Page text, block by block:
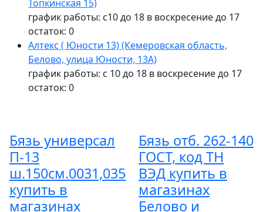
Топкинская 15)
график работы: с10 до 18 в воскресение до 17
остаток: 0
Алтекс ( Юности 13) (Кемеровская область,
Белово, улица Юности, 13А)
график работы: с 10 до 18 в воскресение до 17
остаток: 0
Бязь универсал
П-13
ш.150см.0031,035
купить в
магазинах
Бязь отб. 262-140
ГОСТ, код ТН
ВЭД купить в
магазинах
Белово и